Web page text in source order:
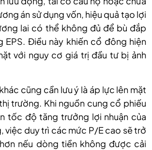
án sử dụng vốn, hiệu quả tạo lợi
lai có thể không đủ để bù đắp
EPS. Điều này khiến cổ đông hiện
với nguy cơ giá trị đầu tư bị ảnh
cũng cần lưu ý là áp lực lên mặt
trường. Khi nguồn cung cổ phiếu
tốc độ tăng trưởng lợi nhuận của
việc duy trì các mức P/E cao sẽ trở
nếu dòng tiền không được cải